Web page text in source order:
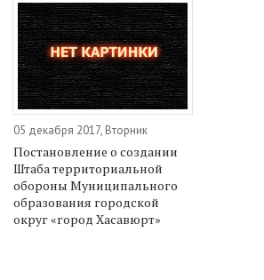
05 декабря 2017, Вторник
Постановление о создании
Штаба территориальной
обороны Муниципального
образования городской
округ «город Хасавюрт»